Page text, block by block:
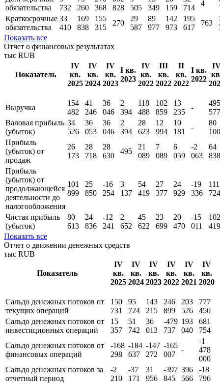
обязательства
732
260
368
828
505
349
159
714
4
Краткосрочные
обязательства
33
410
169
838
155
315
270
29
587
89
977
142
973
195
617
763
Показать все
Отчет о финансовых результатах
тыс RUB
Показатель
IV
кв.
2025
IV
кв.
2024
IV
кв.
2023
I кв.
2023
IV
кв.
2022
III
кв.
2022
II
кв.
2022
I кв.
2022
Выручка
154
482
41
246
36
046
2
394
118
488
102
859
13
235
-
495
577
Валовая прибыль
(убыток)
34
526
36
053
36
046
2
394
28
623
12
994
10
181
-
80
100
Прибыль
(убыток) от
продаж
26
173
28
718
28
630
495
21
089
7
089
6
059
-2
063
64
838
Прибыль
(убыток) от
продолжающейся
деятельности до
налогообложения
101
899
25
850
-16
254
3
137
54
419
27
377
24
929
-19
336
111
724
Чистая прибыль
(убыток)
80
613
24
836
-12
241
2
652
45
622
23
699
20
470
-15
011
102
419
Показать все
Отчет о движении денежных средств
тыс RUB
Показатель
IV
кв.
2025
IV
кв.
2024
IV
кв.
2023
IV
кв.
2022
IV
кв.
2021
IV
кв.
2020
Сальдо денежных потоков от
текущих операций
150
731
95
724
143
215
246
899
203
526
777
450
Сальдо денежных потоков от
инвестиционных операций
15
357
51
742
36
013
-479
737
193
040
681
754
Сальдо денежных потоков от
финансовых операций
-168
298
-184
637
-147
272
-165
007
-
-1
478
000
Сальдо денежных потоков за
отчетный период
-2
210
-37
171
31
956
-397
845
396
566
-18
796